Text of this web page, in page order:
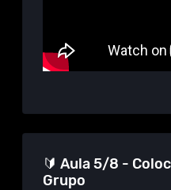
🔰 Aula 5/8 -
Grupo